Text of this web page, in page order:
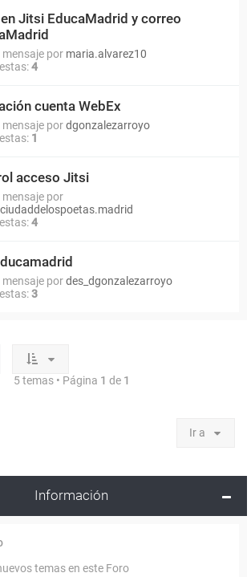
Jitsi EducaMadrid y correo
mensaje por maria.alvarez10
4
cuenta WebEx
mensaje pordgonzalezarroyo
1
acceso Jitsi
mensaje por
4
mensaje pordes_dgonzalezarroyo
3
5 temas • Página 1 de 1
Ir a
Información
temas en este Foro